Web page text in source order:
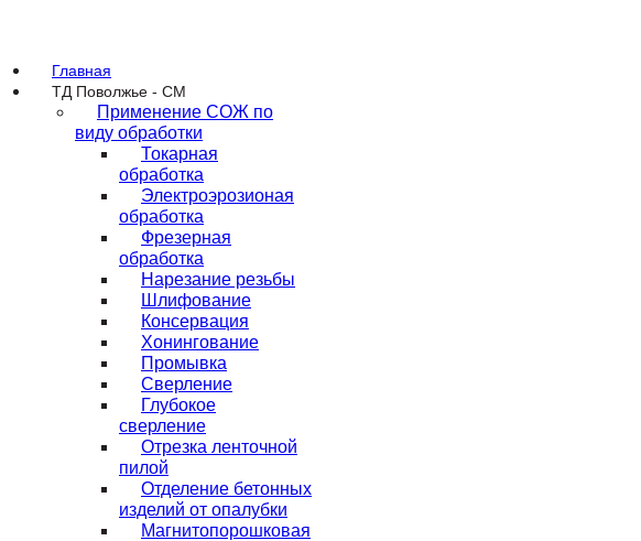
Главная
ТД Поволжье - СМ
Применение СОЖ по
виду обработки
Токарная
обработка
Электроэрозионая
обработка
Фрезерная
обработка
Нарезание резьбы
Шлифование
Консервация
Хонингование
Промывка
Сверление
Глубокое
сверление
Отрезка ленточной
пилой
Отделение бетонных
изделий от опалубки
Магнитопорошковая